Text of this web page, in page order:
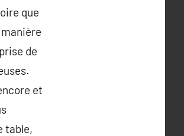
que
de
et
table,